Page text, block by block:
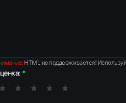
HTML не поддерживается!